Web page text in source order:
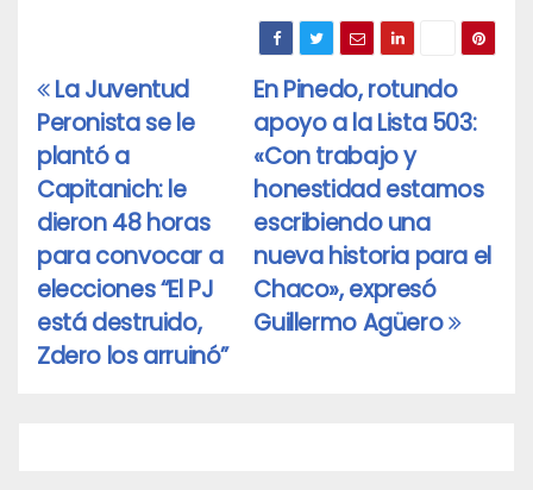
Navegación
de
entradas
En Pinedo, rotundo
apoyo a la Lista 503:
«Con trabajo y
honestidad estamos
escribiendo una
nueva historia para el
Chaco», expresó
Guillermo Agüero
La Juventud
Peronista se le
plantó a
Capitanich: le
dieron 48 horas
para convocar a
elecciones “El PJ
está destruido,
Zdero los arruinó”